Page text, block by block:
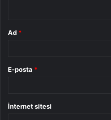
Ad *
E-posta *
İnternet sitesi